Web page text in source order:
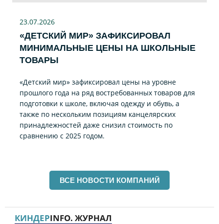
23.07.2026
«ДЕТСКИЙ МИР» ЗАФИКСИРОВАЛ
МИНИМАЛЬНЫЕ ЦЕНЫ НА ШКОЛЬНЫЕ
ТОВАРЫ
«Детский мир» зафиксировал цены на уровне
прошлого года на ряд востребованных товаров для
подготовки к школе, включая одежду и обувь, а
также по нескольким позициям канцелярских
принадлежностей даже снизил стоимость по
сравнению с 2025 годом.
ВСЕ НОВОСТИ КОМПАНИЙ
КИНДЕРINFO. ЖУРНАЛ